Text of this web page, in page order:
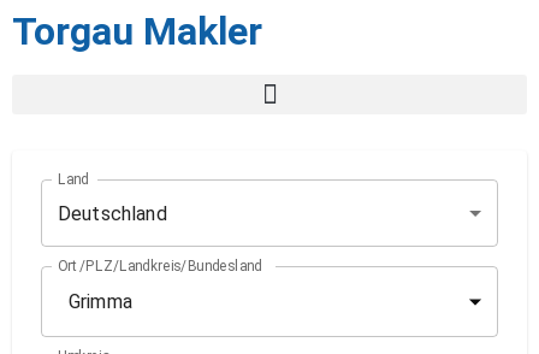
Torgau Makler
Land
Deutschland
Ort/PLZ/Landkreis/Bundesland